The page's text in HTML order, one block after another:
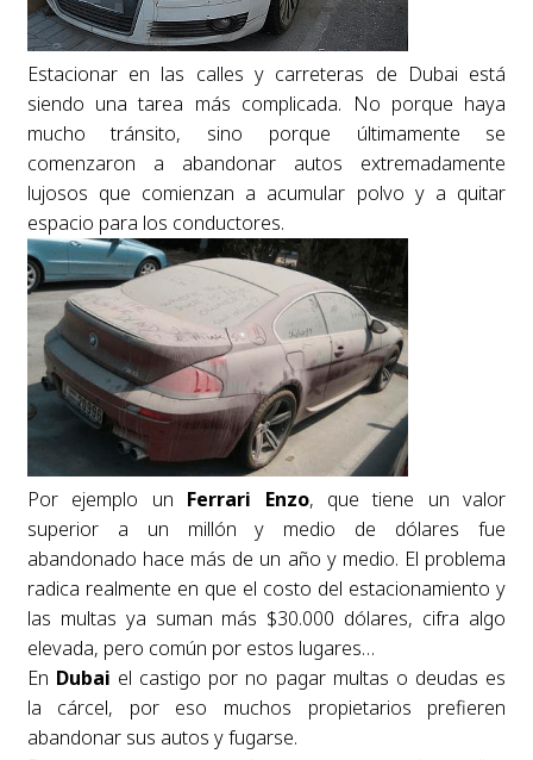
Estacionar en las calles y carreteras de Dubai está
siendo una tarea más complicada. No porque haya
mucho tránsito, sino porque últimamente se
comenzaron a abandonar autos extremadamente
lujosos que comienzan a acumular polvo y a quitar
espacio para los conductores.
Por ejemplo un Ferrari Enzo, que tiene un valor
superior a un millón y medio de dólares fue
abandonado hace más de un año y medio. El problema
radica realmente en que el costo del estacionamiento y
las multas ya suman más $30.000 dólares, cifra algo
elevada, pero común por estos lugares…
En Dubai el castigo por no pagar multas o deudas es
la cárcel, por eso muchos propietarios prefieren
abandonar sus autos y fugarse.